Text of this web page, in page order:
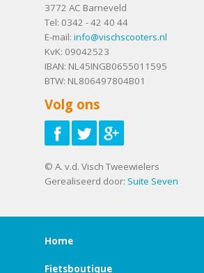
3772 AC Barneveld
Tel: 0342 - 42 40 44
E-mail: info@vischscooters.nl
KvK: 09042523
IBAN: NL45INGB0655011595
BTW: NL806497804B01
Volg ons
© A. v.d. Visch Tweewielers
Gerealiseerd door: Suite Seven
Home
Fietsboutique